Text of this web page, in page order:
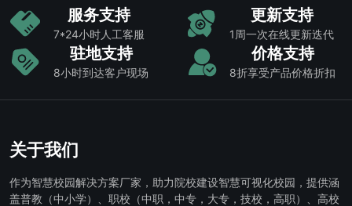
服务支持
7*24小时人工客服
更新支持
1周一次在线更新迭代
驻地支持
8小时到达客户现场
价格支持
8折享受产品价格折扣
关于我们
作为智慧校园解决方案厂家，助力院校建设智慧可视化校园，提供涵
盖普教（中小学）、职校（中职，中专，大专，技校，高职）、高校